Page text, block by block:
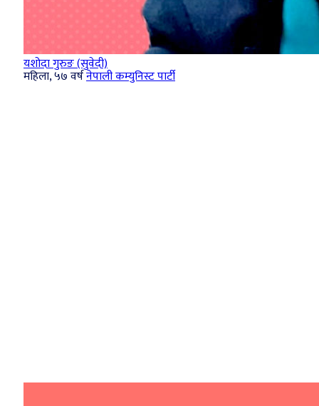
यशोदा गुरुङ (सुवेदी)
महिला, ५७ वर्षनेपाली कम्युनिस्ट पार्टी